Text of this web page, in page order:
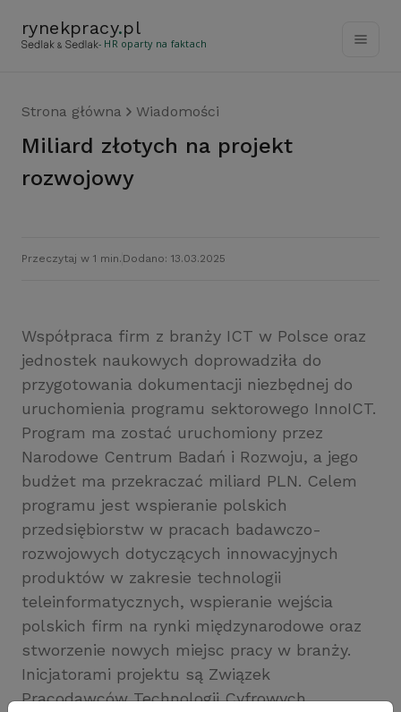
rynekpracy.pl
- HR oparty na faktach
Strona główna Wiadomości
Miliard złotych na projekt
rozwojowy
Przeczytaj w 1 min. Dodano: 13.03.2025
Współpraca firm z branży ICT w Polsce oraz
jednostek naukowych doprowadziła do
przygotowania dokumentacji niezbędnej do
uruchomienia programu sektorowego InnoICT.
Program ma zostać uruchomiony przez
Narodowe Centrum Badań i Rozwoju, a jego
budżet ma przekraczać miliard PLN. Celem
programu jest wspieranie polskich
przedsiębiorstw w pracach badawczo-
rozwojowych dotyczących innowacyjnych
produktów w zakresie technologii
teleinformatycznych, wspieranie wejścia
polskich firm na rynki międzynarodowe oraz
stworzenie nowych miejsc pracy w branży.
Inicjatorami projektu są Związek
Pracodawców Technologii Cyfrowych